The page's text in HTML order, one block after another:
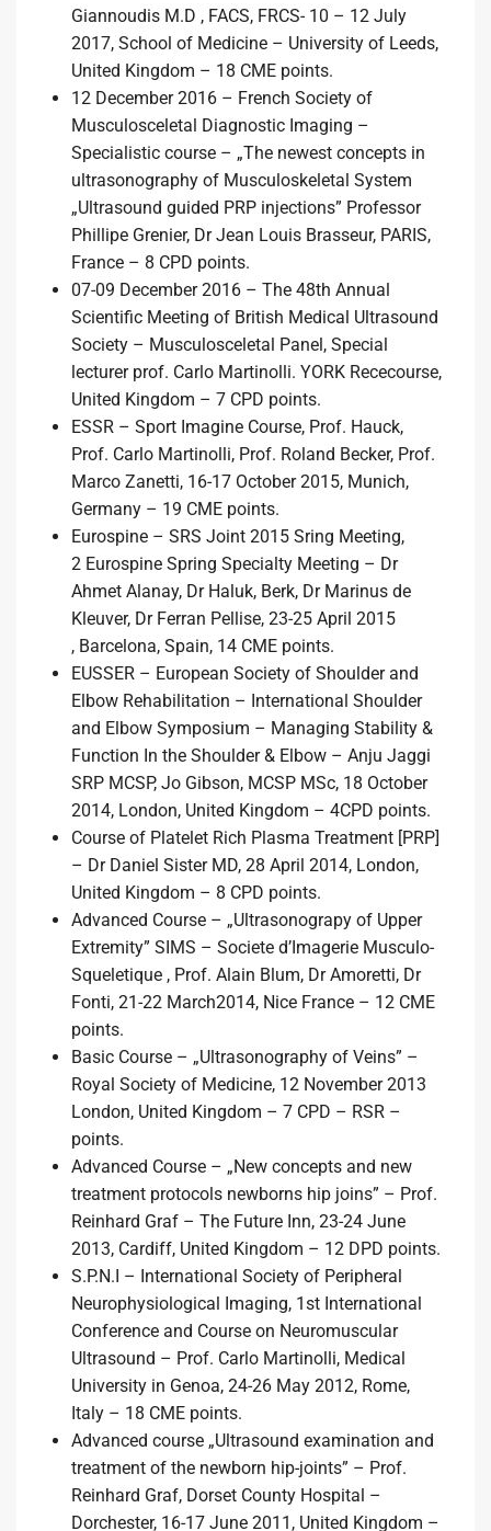
Giannoudis M.D , FACS, FRCS- 10 – 12 July
2017, School of Medicine – University of Leeds,
United Kingdom – 18 CME points.
12 December 2016 – French Society of
Musculosceletal Diagnostic Imaging –
Specialistic course – „The newest concepts in
ultrasonography of Musculoskeletal System
„Ultrasound guided PRP injections” Professor
Phillipe Grenier, Dr Jean Louis Brasseur, PARIS,
France – 8 CPD points.
07-09 December 2016 – The 48th Annual
Scientific Meeting of British Medical Ultrasound
Society – Musculosceletal Panel, Special
lecturer prof. Carlo Martinolli. YORK Rececourse,
United Kingdom – 7 CPD points.
ESSR – Sport Imagine Course, Prof. Hauck,
Prof. Carlo Martinolli, Prof. Roland Becker, Prof.
Marco Zanetti, 16-17 October 2015, Munich,
Germany – 19 CME points.
Eurospine – SRS Joint 2015 Sring Meeting,
2 Eurospine Spring Specialty Meeting – Dr
Ahmet Alanay, Dr Haluk, Berk, Dr Marinus de
Kleuver, Dr Ferran Pellise, 23-25 April 2015
, Barcelona, Spain, 14 CME points.
EUSSER – European Society of Shoulder and
Elbow Rehabilitation – International Shoulder
and Elbow Symposium – Managing Stability &
Function In the Shoulder & Elbow – Anju Jaggi
SRP MCSP, Jo Gibson, MCSP MSc, 18 October
2014, London, United Kingdom – 4CPD points.
Course of Platelet Rich Plasma Treatment [PRP]
– Dr Daniel Sister MD, 28 April 2014, London,
United Kingdom – 8 CPD points.
Advanced Course – „Ultrasonograpy of Upper
Extremity” SIMS – Societe d’Imagerie Musculo-
Squeletique , Prof. Alain Blum, Dr Amoretti, Dr
Fonti, 21-22 March2014, Nice France – 12 CME
points.
Basic Course – „Ultrasonography of Veins” –
Royal Society of Medicine, 12 November 2013
London, United Kingdom – 7 CPD – RSR –
points.
Advanced Course – „New concepts and new
treatment protocols newborns hip joins” – Prof.
Reinhard Graf – The Future Inn, 23-24 June
2013, Cardiff, United Kingdom – 12 DPD points.
S.P.N.I – International Society of Peripheral
Neurophysiological Imaging, 1st International
Conference and Course on Neuromuscular
Ultrasound – Prof. Carlo Martinolli, Medical
University in Genoa, 24-26 May 2012, Rome,
Italy – 18 CME points.
Advanced course „Ultrasound examination and
treatment of the newborn hip-joints” – Prof.
Reinhard Graf, Dorset County Hospital –
Dorchester, 16-17 June 2011, United Kingdom –